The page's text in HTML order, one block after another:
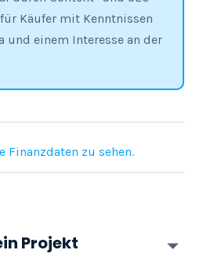
Käufer mit Kenntnissen
und einem Interesse an der
zu sehen.
Projekt